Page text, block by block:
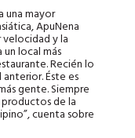
una mayor
ApuNena
y la
local más
Recién lo
Éste es
gente. Siempre
de la
cuenta sobre